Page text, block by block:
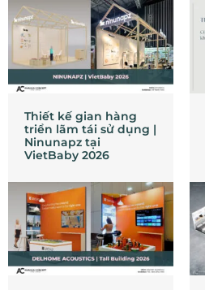
Thiết kế gian hàng
triển lãm tái sử dụng |
Ninunapz tại
VietBaby 2026